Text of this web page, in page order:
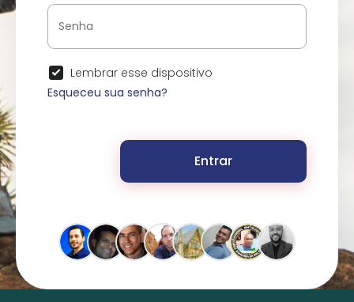
Lembrar esse dispositivo
Esqueceu sua senha?
Entrar